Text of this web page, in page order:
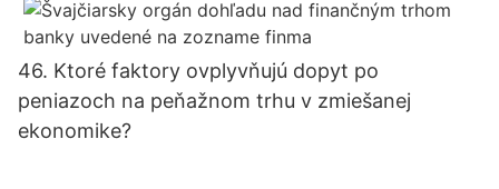
46. Ktoré faktory ovplyvňujú dopyt po
peniazoch na peňažnom trhu v zmiešanej
ekonomike?